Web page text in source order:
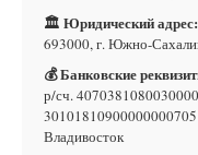
🏛 Юридический адрес:
693000, г. Южно-
💰 Банковские
р/сч.
Владивосток